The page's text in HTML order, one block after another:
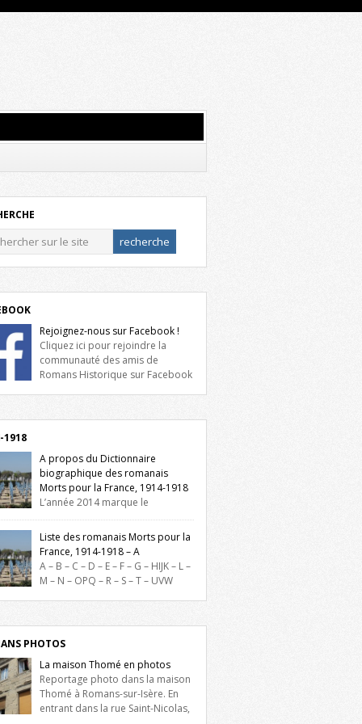
Rejoignez-nous sur Facebook !
Cliquez ici pour rejoindre la
communauté des amis de
Romans Historique sur Facebook
1918
A propos du Dictionnaire
biographique des romanais
Morts pour la France, 1914-1918
L’année 2014 marque le
du début de la Première Guerre
et ce dictionnaire biographique veut
hommage aux romanais Morts pour la
durant ce conflit. La base de cette
historique est constituée des noms
sur les plaques commémoratives de
de Ville, du lycée du Dauphiné et du
Liste des romanais Morts pour la
France, 1914-1918 – A
A – B – C – D – E – F – G – HIJK – L –
M – N – OPQ – R – S – T – UVW
lettre. Liste des romanais […]
PHOTOS
La maison Thomé en photos
Reportage photo dans la maison
Thomé à Romans-sur-Isère. En
entrant dans la rue Saint-Nicolas,